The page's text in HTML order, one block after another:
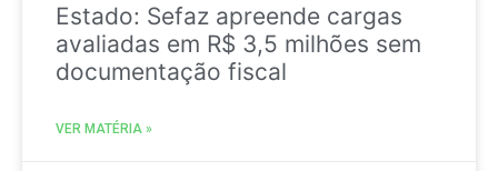
Estado: Sefaz apreende cargas
avaliadas em R$ 3,5 milhões sem
documentação fiscal
VER MATÉRIA »